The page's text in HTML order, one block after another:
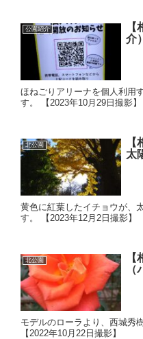
公園紹介
介
ほねごりアリーナを個人利用
す。 【2023年10月29日撮影】
北公園
太
黄色に紅葉したイチョウが、
す。 【2023年12月2日撮影】
北公園
モデルのローラより、西城秀
【2022年10月22日撮影】